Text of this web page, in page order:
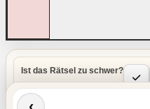
Ist das Rätsel zu schwer?